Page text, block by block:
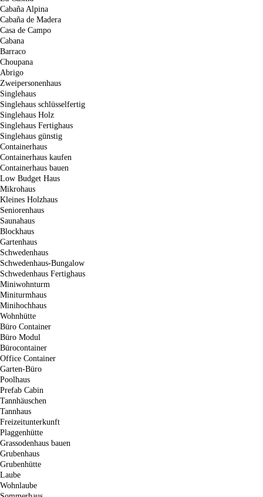
Cabaña Alpina
Cabaña de Madera
Casa de Campo
Cabana
Barraco
Choupana
Abrigo
Zweipersonenhaus
Singlehaus
Singlehaus schlüsselfertig
Singlehaus Holz
Singlehaus Fertighaus
Singlehaus günstig
Containerhaus
Containerhaus kaufen
Containerhaus bauen
Low Budget Haus
Mikrohaus
Kleines Holzhaus
Seniorenhaus
Saunahaus
Blockhaus
Gartenhaus
Schwedenhaus
Schwedenhaus-Bungalow
Schwedenhaus Fertighaus
Miniwohnturm
Miniturmhaus
Minihochhaus
Wohnhütte
Büro Container
Büro Modul
Bürocontainer
Office Container
Garten-Büro
Poolhaus
Prefab Cabin
Tannhäuschen
Tannhaus
Freizeitunterkunft
Plaggenhütte
Grassodenhaus bauen
Grubenhaus
Grubenhütte
Laube
Wohnlaube